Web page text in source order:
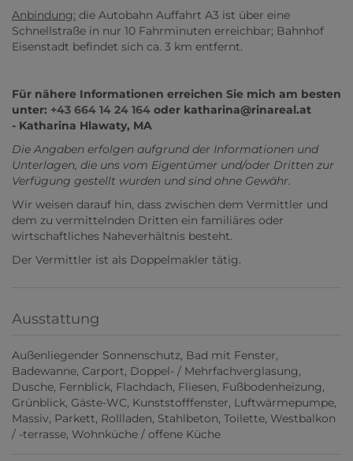
Anbindung: die Autobahn Auffahrt A3 ist über eine
Schnellstraße in nur 10 Fahrminuten erreichbar; Bahnhof
Eisenstadt befindet sich ca. 3 km entfernt.
Für nähere Informationen erreichen Sie mich am besten
unter: +43 664 14 24 164 oder katharina@rinareal.at
- Katharina Hlawaty, MA
Die Angaben erfolgen aufgrund der Informationen und
Unterlagen, die uns vom Eigentümer und/oder Dritten zur
Verfügung gestellt wurden und sind ohne Gewähr.
Wir weisen darauf hin, dass zwischen dem Vermittler und
dem zu vermittelnden Dritten ein familiäres oder
wirtschaftliches Naheverhältnis besteht.
Der Vermittler ist als Doppelmakler tätig.
Ausstattung
Außenliegender Sonnenschutz Bad mit Fenster
Badewanne Carport Doppel- / Mehrfachverglasung
Dusche Fernblick Flachdach Fliesen Fußbodenheizung
Grünblick Gäste-WC Kunststofffenster Luftwärmepumpe
Massiv Parkett Rollladen Stahlbeton Toilette Westbalkon
/ -terrasse Wohnküche / offene Küche